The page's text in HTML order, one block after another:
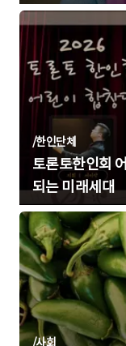
/한인단체
토론토한인회
되는 미래세대
/사회